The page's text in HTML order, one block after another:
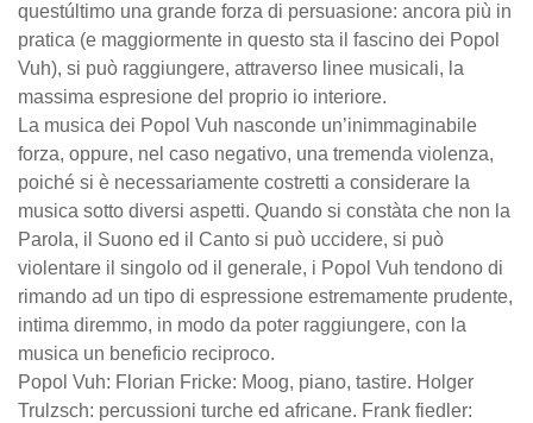
questúltimo una grande forza di persuasione: ancora più in
pratica (e maggiormente in questo sta il fascino dei Popol
Vuh), si può raggiungere, attraverso linee musicali, la
massima espresione del proprio io interiore.
La musica dei Popol Vuh nasconde un’inimmaginabile
forza, oppure, nel caso negativo, una tremenda violenza,
poiché si è necessariamente costretti a considerare la
musica sotto diversi aspetti. Quando si constàta che non la
Parola, il Suono ed il Canto si può uccidere, si può
violentare il singolo od il generale, i Popol Vuh tendono di
rimando ad un tipo di espressione estremamente prudente,
intima diremmo, in modo da poter raggiungere, con la
musica un beneficio reciproco.
Popol Vuh: Florian Fricke: Moog, piano, tastire. Holger
Trulzsch: percussioni turche ed africane. Frank fiedler: